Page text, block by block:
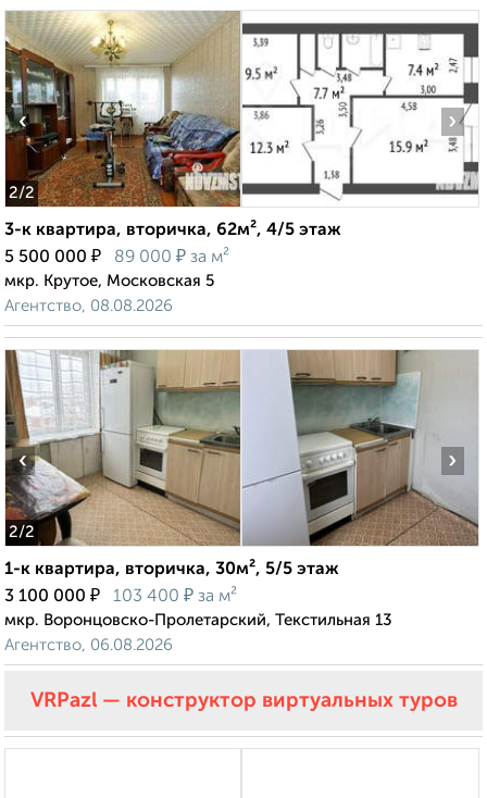
2/2
‹ ›
3-к квартира, вторичка, 62м², 4/5 этаж
5 500 000 ₽ 89 000 ₽ за м²
мкр. Крутое, Московская 5
Агентство, 08.08.2026
2/2
‹ ›
1-к квартира, вторичка, 30м², 5/5 этаж
3 100 000 ₽ 103 400 ₽ за м²
мкр. Воронцовско-Пролетарский, Текстильная 13
Агентство, 06.08.2026
VRPazl — конструктор виртуальных туров